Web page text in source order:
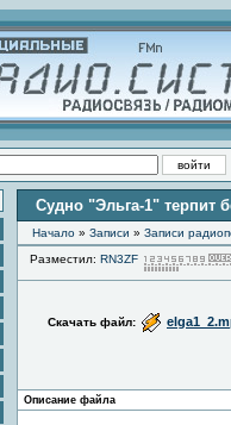
Судно "Эльга-1" терпит
Начало » Записи » Записи
Разместил: RN3ZF
Скачать файл:
Описание файла